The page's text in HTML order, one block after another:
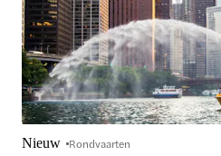
Nieuw Rondvaarten